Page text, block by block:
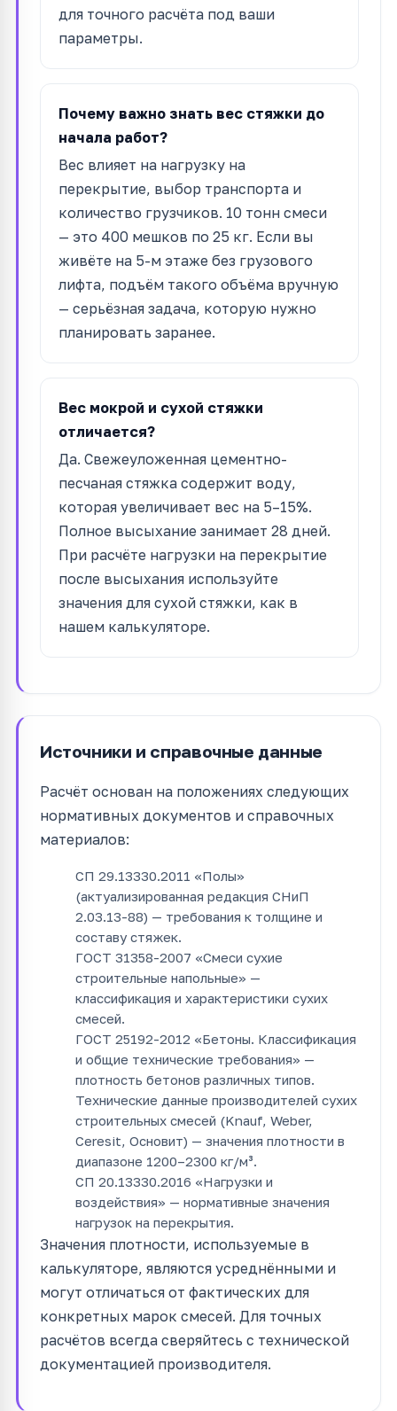
для точного расчёта под ваши
параметры.
Почему важно знать вес стяжки до
начала работ?
Вес влияет на нагрузку на
перекрытие, выбор транспорта и
количество грузчиков. 10 тонн смеси
— это 400 мешков по 25 кг. Если вы
живёте на 5-м этаже без грузового
лифта, подъём такого объёма вручную
— серьёзная задача, которую нужно
планировать заранее.
Вес мокрой и сухой стяжки
отличается?
Да. Свежеуложенная цементно-
песчаная стяжка содержит воду,
которая увеличивает вес на 5–15%.
Полное высыхание занимает 28 дней.
При расчёте нагрузки на перекрытие
после высыхания используйте
значения для сухой стяжки, как в
нашем калькуляторе.
Источники и справочные данные
Расчёт основан на положениях следующих
нормативных документов и справочных
материалов:
СП 29.13330.2011 «Полы»
(актуализированная редакция СНиП
2.03.13-88) — требования к толщине и
составу стяжек.
ГОСТ 31358-2007 «Смеси сухие
строительные напольные» —
классификация и характеристики сухих
смесей.
ГОСТ 25192-2012 «Бетоны. Классификация
и общие технические требования» —
плотность бетонов различных типов.
Технические данные производителей сухих
строительных смесей (Knauf, Weber,
Ceresit, Основит) — значения плотности в
диапазоне 1200–2300 кг/м³.
СП 20.13330.2016 «Нагрузки и
воздействия» — нормативные значения
нагрузок на перекрытия.
Значения плотности, используемые в
калькуляторе, являются усреднёнными и
могут отличаться от фактических для
конкретных марок смесей. Для точных
расчётов всегда сверяйтесь с технической
документацией производителя.